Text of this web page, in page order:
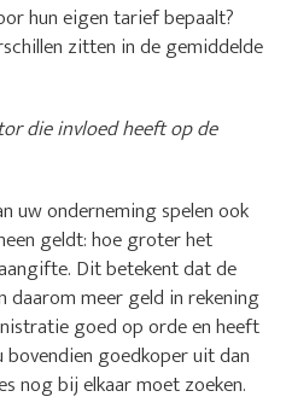
hun eigen tarief bepaalt?
zitten in de gemiddelde
die invloed heeft op de
uw onderneming spelen ook
geldt: hoe groter het
Dit betekent dat de
meer geld in rekening
goed op orde en heeft
bovendien goedkoper uit dan
nog bij elkaar moet zoeken.